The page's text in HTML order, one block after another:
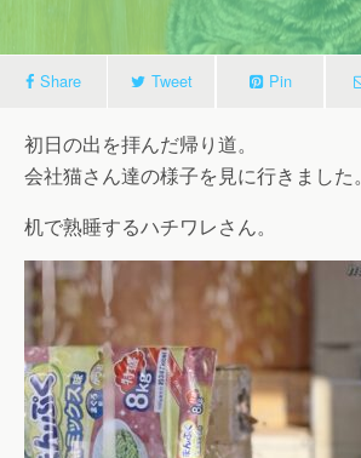
Share Tweet Pin
初日の出を拝んだ帰り道。
会社猫さん達の様子を見に行きました。
机で熟睡するハチワレさん。